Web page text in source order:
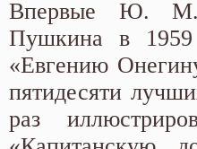
Впервые Ю. М.
Пушкина в 1959
«Евгению
пятидесяти
раз